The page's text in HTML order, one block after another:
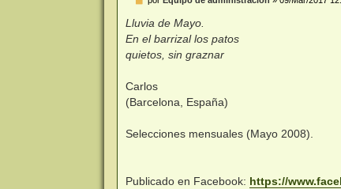
n
a
j
e
Lluvia de Mayo.
En el barrizal los patos
quietos, sin graznar
Carlos
(Barcelona, España)
Selecciones mensuales (Mayo 2008).
Publicado en Facebook: https://